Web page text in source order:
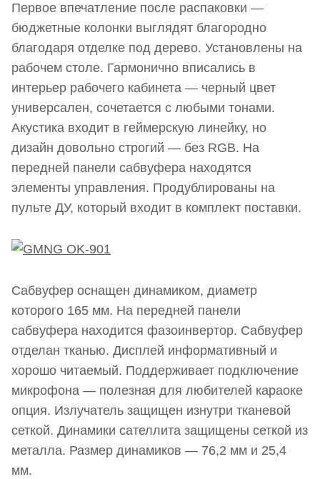
Выводы
Первое впечатление после распаковки —
бюджетные колонки выглядят благородно
благодаря отделке под дерево. Установлены на
рабочем столе. Гармонично вписались в
интерьер рабочего кабинета — черный цвет
универсален, сочетается с любыми тонами.
Акустика входит в геймерскую линейку, но
дизайн довольно строгий — без RGB. На
передней панели сабвуфера находятся
элементы управления. Продублированы на
пульте ДУ, который входит в комплект поставки.
Сабвуфер оснащен динамиком, диаметр
которого 165 мм. На передней панели
сабвуфера находится фазоинвертор. Сабвуфер
отделан тканью. Дисплей информативный и
хорошо читаемый. Поддерживает подключение
микрофона — полезная для любителей караоке
опция. Излучатель защищен изнутри тканевой
сеткой. Динамики сателлита защищены сеткой из
металла. Размер динамиков ― 76,2 мм и 25,4
мм.